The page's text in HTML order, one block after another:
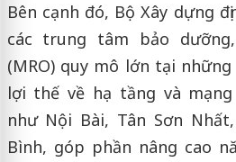
Bên cạnh đó, Bộ Xây dựng
các trung tâm bảo
(MRO) quy mô lớn tại
lợi thế về hạ tầng và
như Nội Bài, Tân Sơn
Bình, góp phần nâng cao